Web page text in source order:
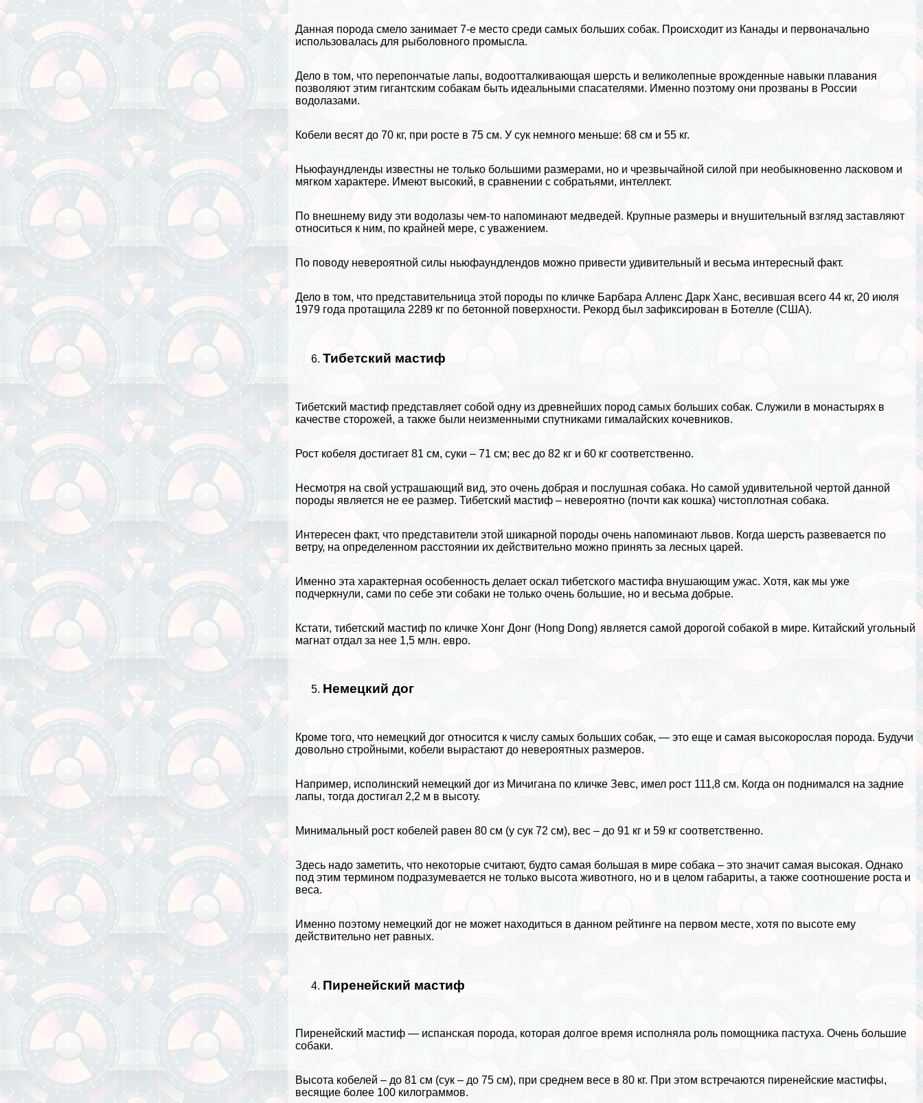
Данная порода смело занимает 7-е место среди самых больших собак. Происходит из Канады и первоначально
использовалась для рыболовного промысла.
Дело в том, что перепончатые лапы, водоотталкивающая шерсть и великолепные врожденные навыки плавания
позволяют этим гигантским собакам быть идеальными спасателями. Именно поэтому они прозваны в России
водолазами.
Кобели весят до 70 кг, при росте в 75 см. У сук немного меньше: 68 см и 55 кг.
Ньюфаундленды известны не только большими размерами, но и чрезвычайной силой при необыкновенно ласковом и
мягком хаpaктере. Имеют высокий, в сравнении с собратьями, интеллект.
По внешнему виду эти водолазы чем-то напоминают медведей. Крупные размеры и внушительный взгляд заставляют
относиться к ним, по крайней мере, с уважением.
По поводу невероятной силы ньюфаундлендов можно привести удивительный и весьма интересный факт.
Дело в том, что представительница этой породы по кличке Барбара Алленс Дарк Ханс, весившая всего 44 кг, 20 июля
1979 года протащила 2289 кг по бетонной поверхности. Рекорд был зафиксирован в Ботелле (США).
Тибетский мастиф
Тибетский мастиф представляет собой одну из древнейших пород самых больших собак. Служили в монастырях в
качестве сторожей, а также были неизменными спутниками гималайских кочевников.
Рост кобеля достигает 81 см, суки – 71 см; вес до 82 кг и 60 кг соответственно.
Несмотря на свой устрашающий вид, это очень добрая и послушная собака. Но самой удивительной чертой данной
породы является не ее размер. Тибетский мастиф – невероятно (почти как кошка) чистоплотная собака.
Интересен факт, что представители этой шикарной породы очень напоминают львов. Когда шерсть развевается по
ветру, на определенном расстоянии их действительно можно принять за лесных царей.
Именно эта хаpaктерная особенность делает оскал тибетского мастифа внушающим ужас. Хотя, как мы уже
подчеркнули, сами по себе эти собаки не только очень большие, но и весьма добрые.
Кстати, тибетский мастиф по кличке Хонг Донг (Hong Dong) является самой дорогой собакой в мире. Китайскийугольный
магнат отдал за нее 1,5 млн. евро.
Немецкий дог
Кроме того, что немецкий дог относится к числу самых больших собак, — это еще и самая высокорослая порода. Будучи
довольно стройными, кобели вырастают до невероятных размеров.
Например, исполинский немецкий дог из Мичигана по кличке Зевс, имел рост 111,8 см. Когда он поднимался на задние
лапы, тогда достигал 2,2 м в высоту.
Минимальный рост кобелей равен 80 см (у сук 72 см), вес – до 91 кг и 59 кг соответственно.
Здесь надо заметить, что некоторые считают, будто самая большая в мире собака – это значит самая высокая. Однако
под этим термином подразумевается не только высота животного, но и в целом габариты, а также соотношение роста и
веса.
Именно поэтому немецкий дог не может находиться в данном рейтинге на первом месте, хотя по высоте ему
действительно нет равных.
Пиренейский мастиф
Пиренейский мастиф — испанская порода, которая долгое время исполняла роль помощника пастуха. Очень большие
собаки.
Высота кобелей – до 81 см (сук – до 75 см), при среднем весе в 80 кг. При этом встречаются пиренейские мастифы,
весящие более 100 килограммов.